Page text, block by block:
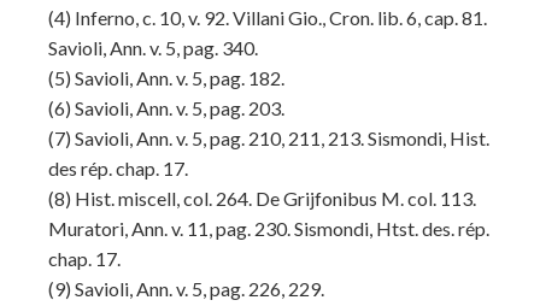
(4) Inferno, c. 10, v. 92. Villani Gio., Cron. lib. 6, cap. 81.
Savioli, Ann. v. 5, pag. 340.
(5) Savioli, Ann. v. 5, pag. 182.
(6) Savioli, Ann. v. 5, pag. 203.
(7) Savioli, Ann. v. 5, pag. 210, 211, 213. Sismondi, Hist.
des rép. chap. 17.
(8) Hist. miscell, col. 264. De Grijfonibus M. col. 113.
Muratori, Ann. v. 11, pag. 230. Sismondi, Htst. des. rép.
chap. 17.
(9) Savioli, Ann. v. 5, pag. 226, 229.